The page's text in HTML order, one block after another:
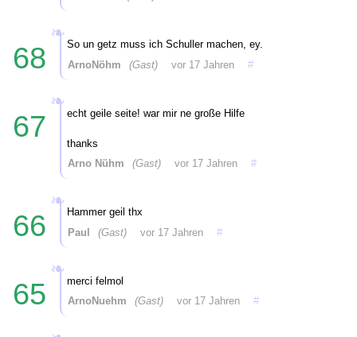
68
So un getz muss ich Schuller machen, ey.
ArnoNöhm
(Gast) vor 17 Jahren #
67 echt geile seite! war mir ne große Hilfe
thanks
Arno Nühm
(Gast) vor 17 Jahren #
66
Hammer geil thx
Paul
(Gast) vor 17 Jahren #
65
merci felmol
ArnoNuehm
(Gast) vor 17 Jahren #